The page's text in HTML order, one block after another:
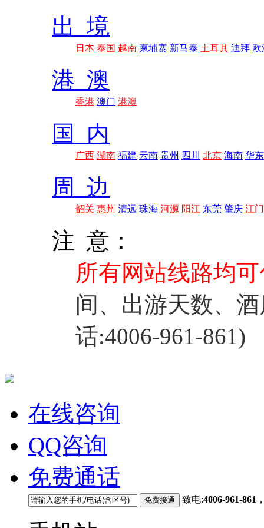
出 境
日本 泰国 越南 柬埔寨 新马泰 土耳其 迪拜 欧
港 澳
香港 澳门 港澳
国 内
广西 湖南 福建 云南 贵州 四川 北京 海南 华东
周 边
韶关 惠州 清远 珠海 河源 阳江 东莞 肇庆 江门
注 意：
所有网站线路均
间、出游天数、
话:4006-961-861)
在线咨询
QQ咨询
免费通话
致电:4006-961-861